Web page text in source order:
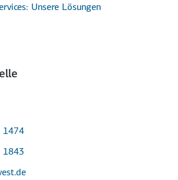
Unsere Lösungen
1474
1843